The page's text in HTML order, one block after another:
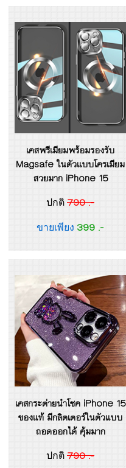
เคสพรีเมียมพร้อมรองรับ
Magsafe ในตัวแบบโครเมียม
สวยมาก iPhone 15
ปกติ 790 .-
ขายเพียง 399 .-
เคสกระต่ายนำโชค iPhone 15
ของแท้ มีกลิตเตอร์ในตัวแบบ
ถอดออกได้ คุ้มมาก
ปกติ 790 .-